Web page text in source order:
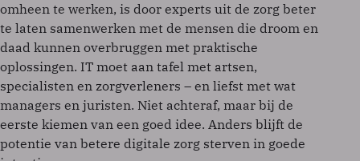
omheen te werken, is door experts uit de zorg beter
te laten samenwerken met de mensen die droom en
daad kunnen overbruggen met praktische
oplossingen. IT moet aan tafel met artsen,
specialisten en zorgverleners – en liefst met wat
managers en juristen. Niet achteraf, maar bij de
eerste kiemen van een goed idee. Anders blijft de
potentie van betere digitale zorg sterven in goede